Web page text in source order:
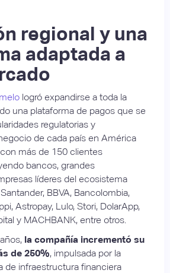
regional y una
adaptada a
logró expandirse a toda la
una plataforma de pagos que se
regulatorias y
de cada país en América
más de 150 clientes
bancos, grandes
líderes del ecosistema
BBVA, Bancolombia,
Astropay, Lulo, Stori, DolarApp,
y MACHBANK, entre otros.
la compañía incrementó su
de 250%, impulsada por la
de infraestructura financiera